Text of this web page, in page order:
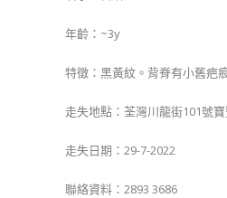
年齡：~3y
特徵：黑黃紋。背脊有小舊疤
走失地點：荃灣川龍街101號
走失日期：29-7-2022
聯絡資料：2893 3686